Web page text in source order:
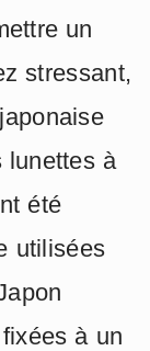
un
stressant,
lunettes à
été
utilisées
à un